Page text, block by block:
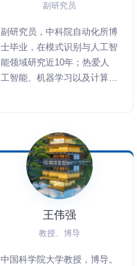
副研究员
副研究员，中科院自动化所博
士毕业，在模式识别与人工智
能领域研究近10年；热爱人
工智能、机器学习以及计算机
王伟强
教授、博导
中国科学院大学教授，博导。